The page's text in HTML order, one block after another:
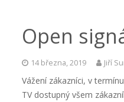
Open
14 března, 2019 Jiří
Vážení zákazníci, v
TV dostupný všem